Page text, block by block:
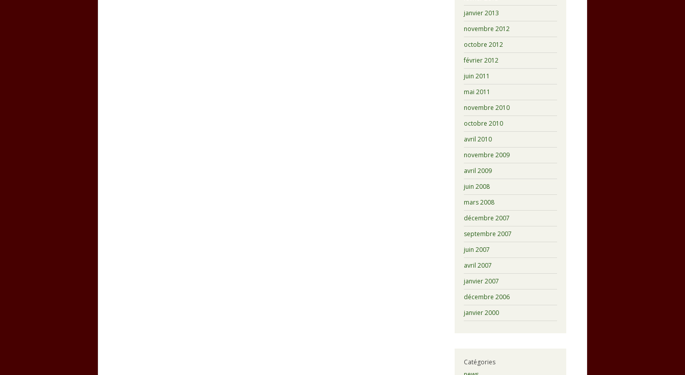
janvier 2013
novembre 2012
octobre 2012
février 2012
juin 2011
mai 2011
novembre 2010
octobre 2010
avril 2010
novembre 2009
avril 2009
juin 2008
mars 2008
décembre 2007
septembre 2007
juin 2007
avril 2007
janvier 2007
décembre 2006
janvier 2000
Catégories